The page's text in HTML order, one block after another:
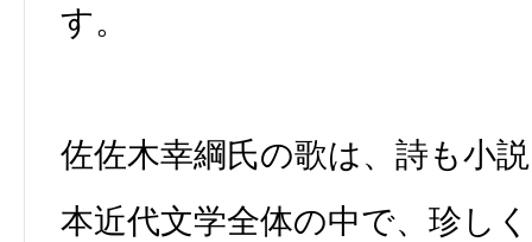
す。
佐佐木幸綱氏の歌は、詩も小
本近代文学全体の中で、珍し